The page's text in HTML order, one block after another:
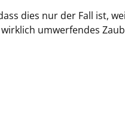
dies nur der Fall ist,
umwerfendes